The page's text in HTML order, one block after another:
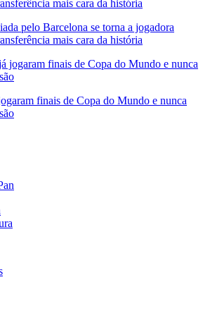
pelo Barcelona se torna a jogadora
mais cara da história
finais de Copa do Mundo e nunca